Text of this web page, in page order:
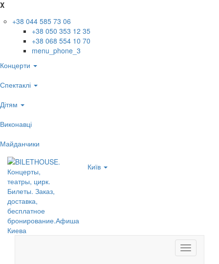
X
+38 044 585 73 06
+38 050 353 12 35
+38 068 554 10 70
menu_phone_3
Концерти
Спектаклі
Дітям
Виконавці
Майданчики
Київ
Toggle
navigation